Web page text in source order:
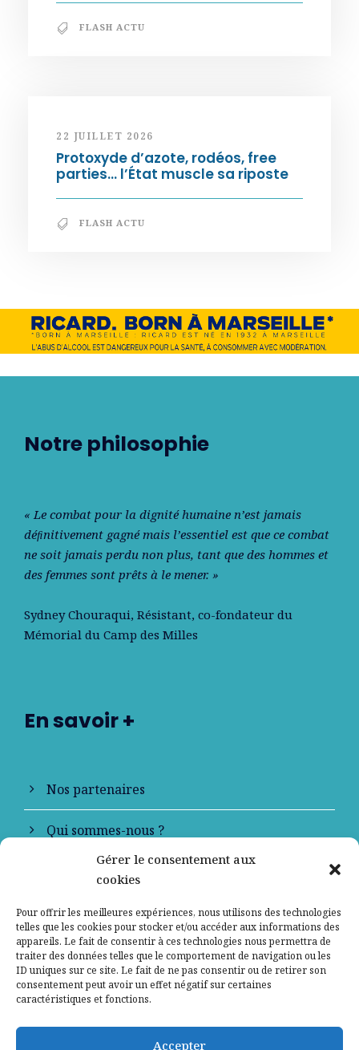
Gérer le consentement aux
cookies
Pour offrir les meilleures expériences, nous utilisons des technologies
telles que les cookies pour stocker et/ou accéder aux informations des
appareils. Le fait de consentir à ces technologies nous permettra de
traiter des données telles que le comportement de navigation ou les
ID uniques sur ce site. Le fait de ne pas consentir ou de retirer son
consentement peut avoir un effet négatif sur certaines
caractéristiques et fonctions.
Accepter
FLASH ACTU
22 JUILLET 2026
Protoxyde d’azote, rodéos, free
parties… l’État muscle sa riposte
FLASH ACTU
Notre philosophie
« Le combat pour la dignité humaine n’est jamais
déﬁnitivement gagné mais l’essentiel est que ce combat
ne soit jamais perdu non plus, tant que des hommes et
des femmes sont prêts à le mener. »
Sydney Chouraqui, Résistant, co-fondateur du
Mémorial du Camp des Milles
En savoir +
Nos partenaires
Qui sommes-nous ?
Contactez-nous
Mentions légales
Politique de confidentialité